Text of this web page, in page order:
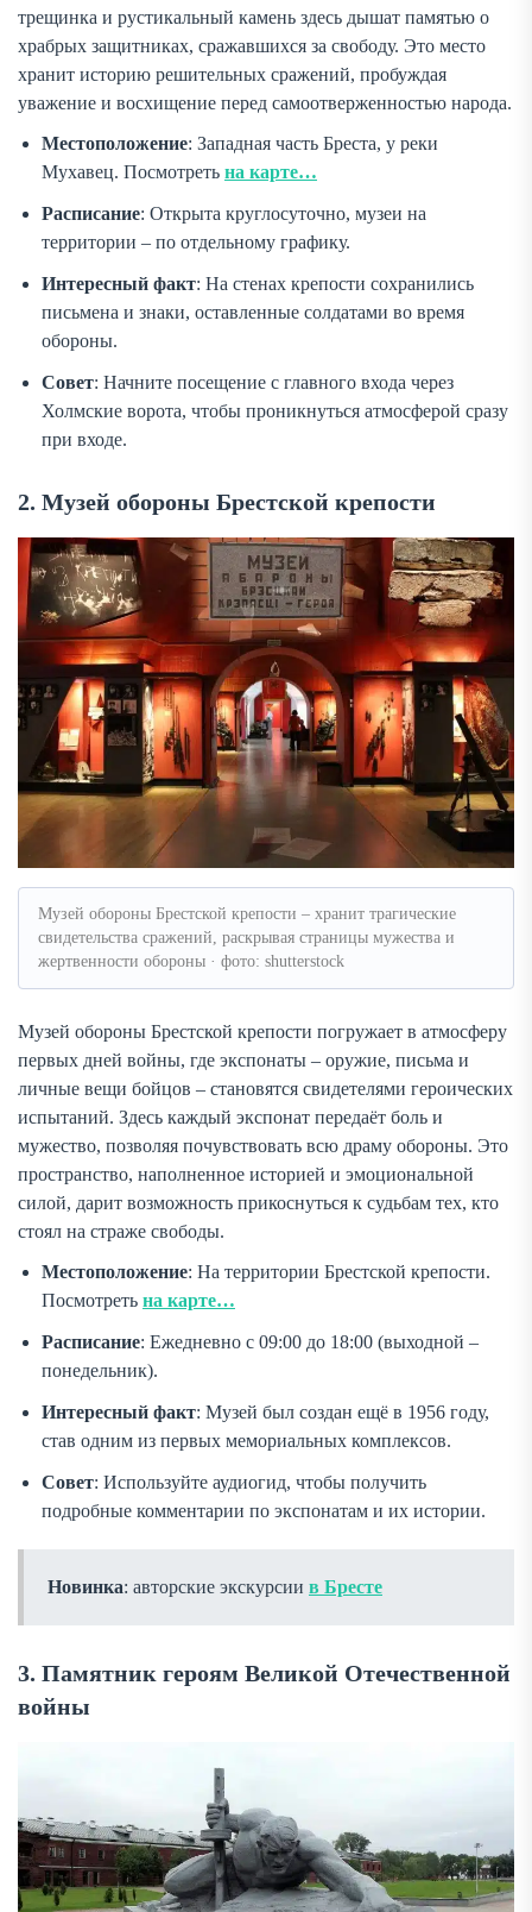
трещинка и рустикальный камень здесь дышат памятью о
храбрых защитниках, сражавшихся за свободу. Это место
хранит историю решительных сражений, пробуждая
уважение и восхищение перед самоотверженностью народа.
Местоположение: Западная часть Бреста, у реки
Мухавец. Посмотреть на карте…
Расписание: Открыта круглосуточно, музеи на
территории – по отдельному графику.
Интересный факт: На стенах крепости сохранились
письмена и знаки, оставленные солдатами во время
обороны.
Совет: Начните посещение с главного входа через
Холмские ворота, чтобы проникнуться атмосферой сразу
при входе.
2. Музей обороны Брестской крепости
Музей обороны Брестской крепости – хранит трагические
свидетельства сражений, раскрывая страницы мужества и
жертвенности обороны · фото: shutterstock
Музей обороны Брестской крепости погружает в атмосферу
первых дней войны, где экспонаты – оружие, письма и
личные вещи бойцов – становятся свидетелями героических
испытаний. Здесь каждый экспонат передаёт боль и
мужество, позволяя почувствовать всю драму обороны. Это
пространство, наполненное историей и эмоциональной
силой, дарит возможность прикоснуться к судьбам тех, кто
стоял на страже свободы.
Местоположение: На территории Брестской крепости.
Посмотреть на карте…
Расписание: Ежедневно с 09:00 до 18:00 (выходной –
понедельник).
Интересный факт: Музей был создан ещё в 1956 году,
став одним из первых мемориальных комплексов.
Совет: Используйте аудиогид, чтобы получить
подробные комментарии по экспонатам и их истории.
Новинка: авторские экскурсии в Бресте
3. Памятник героям Великой Отечественной
войны